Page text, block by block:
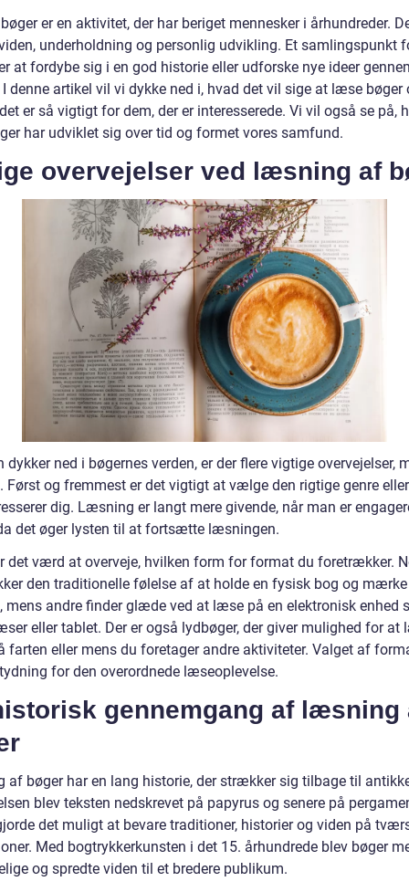
er en aktivitet, der har beriget mennesker i århundreder.
underholdning og personlig udvikling. Et samlingspunkt
at fordybe sig i en god historie eller udforske nye ideer
denne artikel vil vi dykke ned i, hvad det vil sige at læse bøger
er så vigtigt for dem, der er interesserede. Vi vil også se på,
har udviklet sig over tid og formet vores samfund.
overvejelser ved læsning af
dykker ned i bøgernes verden, er der flere vigtige overvejelser,
Først og fremmest er det vigtigt at vælge den rigtige genre
dig. Læsning er langt mere givende, når man er
det øger lysten til at fortsætte læsningen.
det værd at overveje, hvilken form for format du foretrækker.
den traditionelle følelse af at holde en fysisk bog og mærke
mens andre finder glæde ved at læse på en elektronisk enhed
eller tablet. Der er også lydbøger, der giver mulighed for at
farten eller mens du foretager andre aktiviteter. Valget af
for den overordnede læseoplevelse.
gennemgang af læsning
af bøger har en lang historie, der strækker sig tilbage til
blev teksten nedskrevet på papyrus og senere på
det muligt at bevare traditioner, historier og viden på
Med bogtrykkerkunsten i det 15. århundrede blev bøger
og spredte viden til et bredere publikum.